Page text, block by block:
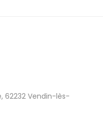
62232 Vendin-lès-